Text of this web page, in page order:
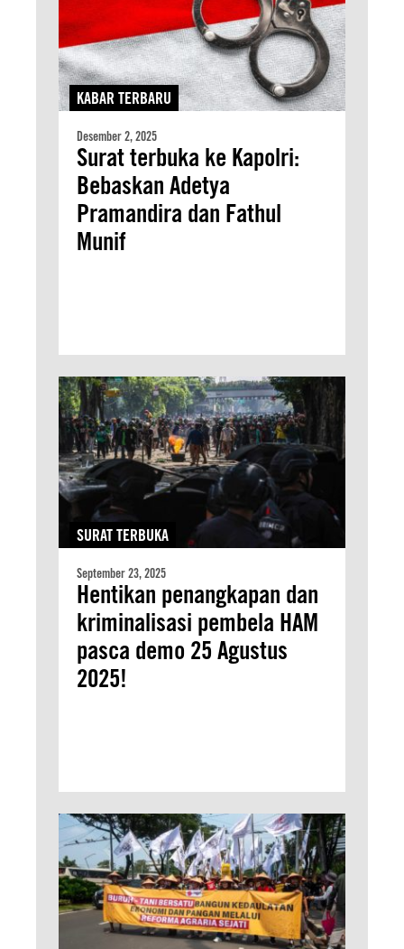
KABAR TERBARU
Desember 2, 2025
Surat terbuka ke Kapolri:
Bebaskan Adetya
Pramandira dan Fathul
Munif
SURAT TERBUKA
September 23, 2025
Hentikan penangkapan dan
kriminalisasi pembela HAM
pasca demo 25 Agustus
2025!